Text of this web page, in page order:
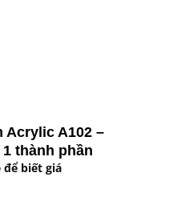
Acrylic A102 –
thành phần
để biết giá